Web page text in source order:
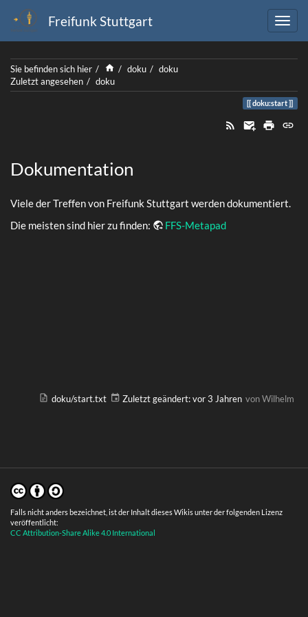
Freifunk Stuttgart
Sie befinden sich hier Home
doku
doku
Zuletzt angesehen
doku
doku:start
Dokumentation
Viele der Treffen von Freifunk Stuttgart werden dokumentiert.
Die meisten sind hier zu finden:
FFS-Metapad
doku/start.txt Zuletzt geändert:vor 3 Jahren vonWilhelm
Falls nicht anders bezeichnet, ist der Inhalt dieses Wikis unter der folgenden Lizenz
veröffentlicht:
CC Attribution-Share Alike 4.0 International